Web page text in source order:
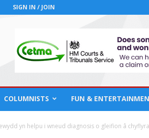
SIGN IN / JOIN
COLUMNISTS FUN &
yn helpu i wneud diagnosis o gleifion â